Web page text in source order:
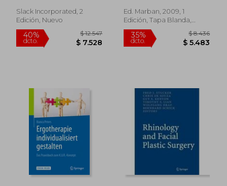
(en Inglés) Phd Ccc-Slp Tshh
Slack Incorporated, 2
Edición, Nuevo
40%
Ed. Marban, 2009, 1
Edición, Tapa Blanda,
Nuevo
35%